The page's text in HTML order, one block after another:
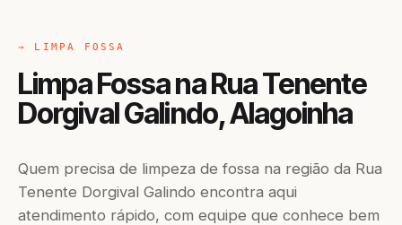
→ LIMPA FOSSA
Limpa Fossa na Rua Tenente
Dorgival Galindo, Alagoinha
Quem precisa de limpeza de fossa na região da Rua
Tenente Dorgival Galindo encontra aqui
atendimento rápido, com equipe que conhece bem